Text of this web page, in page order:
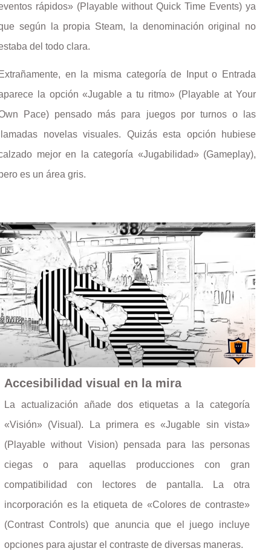
rápidos» (Playable without Quick Time Events) ya
según la propia Steam, la denominación original no
del todo clara.
en la misma categoría de Input o Entrada
la opción «Jugable a tu ritmo» (Playable at Your
Pace) pensado más para juegos por turnos o las
novelas visuales. Quizás esta opción hubiese
mejor en la categoría «Jugabilidad» (Gameplay),
es un área gris.
Accesibilidad visual en la mira
La actualización añade dos etiquetas a la categoría
«Visión» (Visual). La primera es «Jugable sin vista»
(Playable without Vision) pensada para las personas
ciegas o para aquellas producciones con gran
compatibilidad con lectores de pantalla. La otra
incorporación es la etiqueta de «Colores de contraste»
(Contrast Controls) que anuncia que el juego incluye
opciones para ajustar el contraste de diversas maneras.